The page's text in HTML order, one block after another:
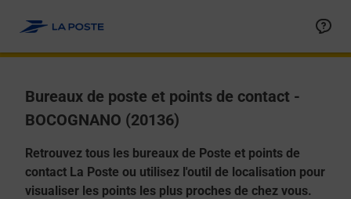
Bureaux de poste et points de contact -
BOCOGNANO (20136)
Retrouvez tous les bureaux de Poste et points de
contact La Poste ou utilisez l'outil de localisation pour
visualiser les points les plus proches de chez vous.